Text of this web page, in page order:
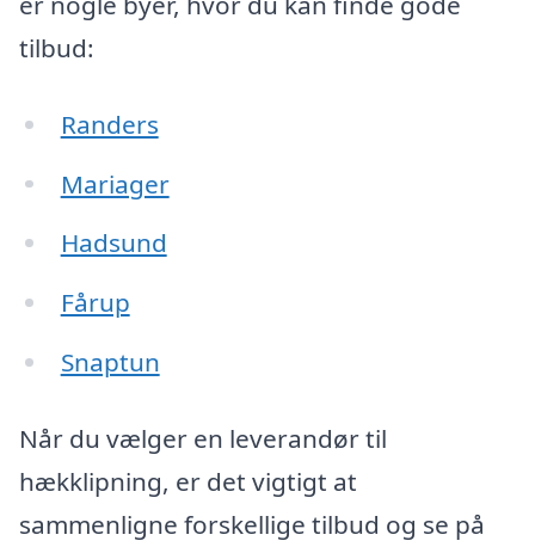
tilbud:
Randers
Mariager
Hadsund
Fårup
Snaptun
Når du vælger en leverandør til
hækklipning, er det vigtigt at
sammenligne forskellige tilbud og se på